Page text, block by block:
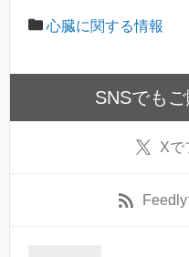
心臓に関する情報
SNSでもご
Xで
Feedly